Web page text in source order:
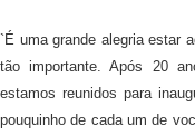
`É uma grande alegria estar
tão importante. Após 20
estamos reunidos para
pouquinho de cada um de